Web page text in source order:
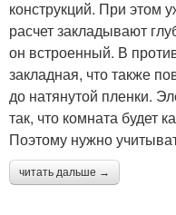
конструкций. При этом
расчет закладывают
он встроенный. В
закладная, что также
до натянутой пленки.
так, что комната будет
Поэтому нужно
читать дальше →